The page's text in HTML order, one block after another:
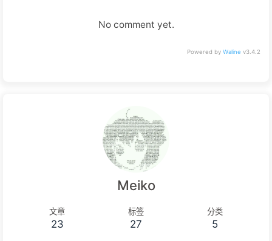
No comment yet.
Powered by Waline v3.4.2
Meiko
文章
23
标签
27
分类
5